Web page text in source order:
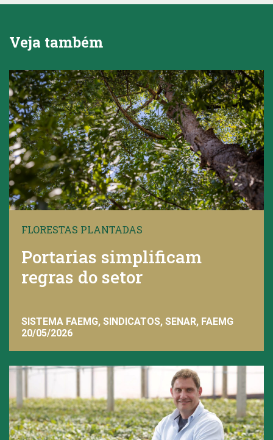
Veja também
FLORESTAS PLANTADAS
Portarias simplificam
regras do setor
SISTEMA FAEMG, SINDICATOS, SENAR, FAEMG
20/05/2026